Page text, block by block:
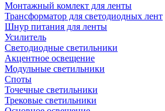
Монтажный комлект для ленты
Трансформатор для светодиодных лент
Шнур питания для ленты
Усилитель
Светодиодные светильники
Акцентное освещение
Модульные светильники
Споты
Точечные светильники
Трековые светильники